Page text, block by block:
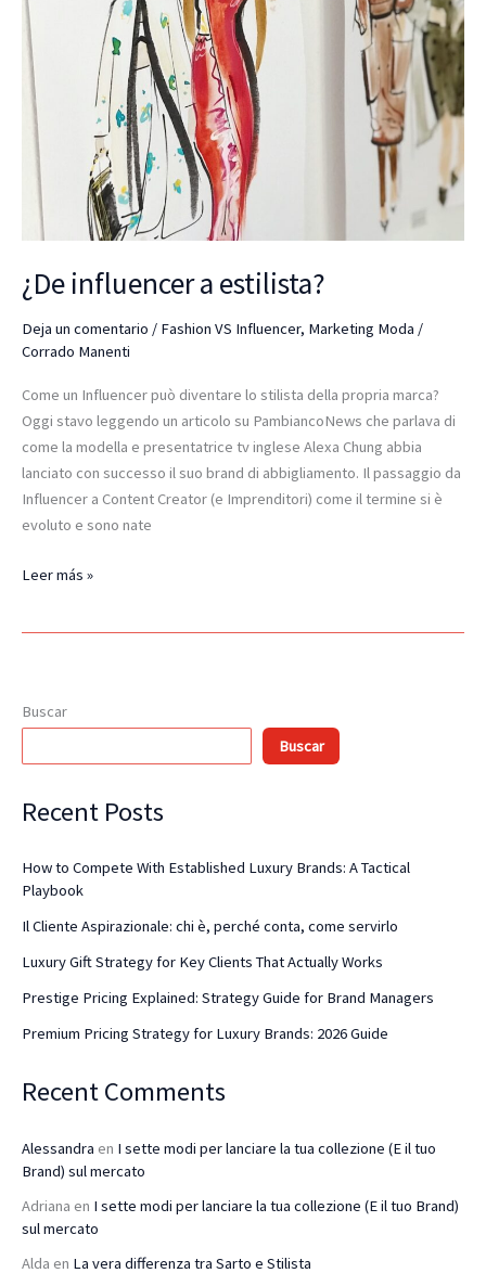
¿De influencer a estilista?
Deja un comentario / Fashion VS Influencer, Marketing Moda /
Corrado Manenti
Come un Influencer può diventare lo stilista della propria marca?
Oggi stavo leggendo un articolo su PambiancoNews che parlava di
come la modella e presentatrice tv inglese Alexa Chung abbia
lanciato con successo il suo brand di abbigliamento. Il passaggio da
Influencer a Content Creator (e Imprenditori) come il termine si è
evoluto e sono nate
Leer más »
Buscar
Buscar
Recent Posts
How to Compete With Established Luxury Brands: A Tactical
Playbook
Il Cliente Aspirazionale: chi è, perché conta, come servirlo
Luxury Gift Strategy for Key Clients That Actually Works
Prestige Pricing Explained: Strategy Guide for Brand Managers
Premium Pricing Strategy for Luxury Brands: 2026 Guide
Recent Comments
Alessandra en I sette modi per lanciare la tua collezione (E il tuo
Brand) sul mercato
Adriana en I sette modi per lanciare la tua collezione (E il tuo Brand)
sul mercato
Alda en La vera differenza tra Sarto e Stilista